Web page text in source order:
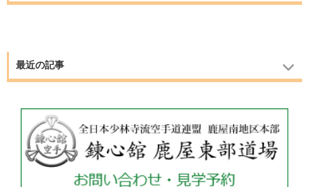
最近の記事